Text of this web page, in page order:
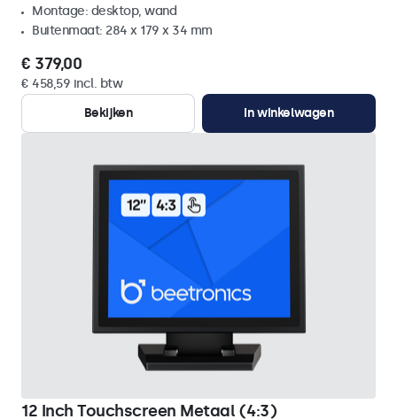
Montage: desktop, wand
Buitenmaat: 284 x 179 x 34 mm
€ 379,00
€ 458,59 incl. btw
Bekijken
In winkelwagen
12 Inch Touchscreen Metaal (4:3)